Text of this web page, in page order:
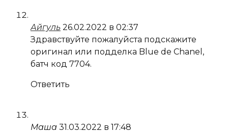
Айгуль 26.02.2022 в 02:37
Здравствуйте пожалуйста подскажите
оригинал или подделка Blue de Chanel,
батч код 7704.
Ответить
Маша 31.03.2022 в 17:48